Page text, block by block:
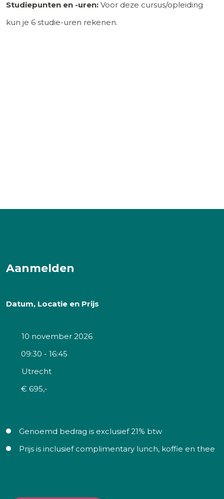
Studiepunten en -uren: Voor deze cursus/opleiding
kun je 6 studie-uren rekenen.
Aanmelden
Datum, Locatie en Prijs
10 november 2026
09:30 - 16:45
Utrecht
€ 695,-
Genoemd bedrag is exclusief 21% btw
Prijs is inclusief complimentary lunch, koffie en thee